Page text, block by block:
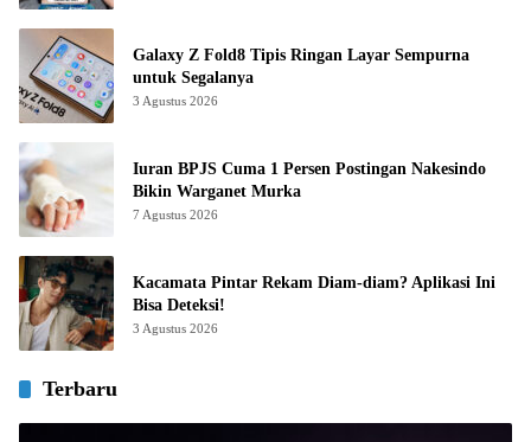
Galaxy Z Fold8 Tipis Ringan Layar Sempurna
untuk Segalanya
3 Agustus 2026
Iuran BPJS Cuma 1 Persen Postingan Nakesindo
Bikin Warganet Murka
7 Agustus 2026
Kacamata Pintar Rekam Diam-diam? Aplikasi Ini
Bisa Deteksi!
3 Agustus 2026
Terbaru